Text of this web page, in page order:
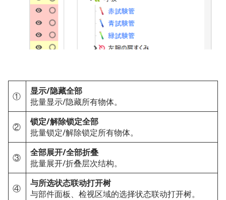
①
显示/隐藏全部
批量显示/隐藏所有物体。
②
锁定/解除锁定全部
批量锁定/解除锁定所有物体。
③
全部展开/全部折叠
批量展开/折叠层次结构。
④
与所选状态联动打开树
与部件面板、检视区域的选择状态联动打开树。